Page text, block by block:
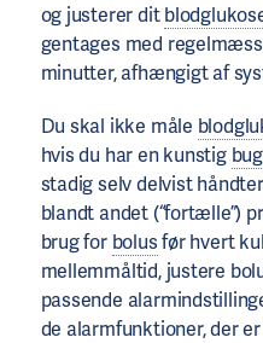
og justerer dit
gentages med
minutter, afhængigt af
Du skal ikke måle
hvis du har en kunstig
stadig selv delvist
blandt andet (“fortælle”)
brug for bolusfør hvert
mellemmåltid, justere
passende
de alarmfunktioner, der